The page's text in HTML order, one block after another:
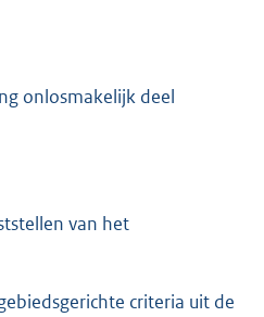
onlosmakelijk deel
van het
criteria uit de